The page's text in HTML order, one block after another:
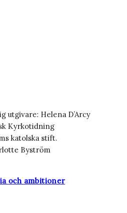
utgivare: Helena D’Arcy
Kyrkotidning
katolska stift.
Byström
och ambitioner